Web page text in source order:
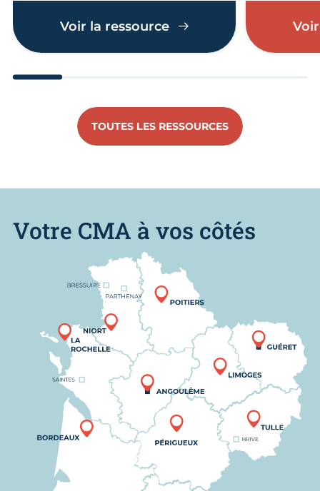
Voir la ressource
TOUTES LES RESSOURCES
Votre CMA à vos côtés